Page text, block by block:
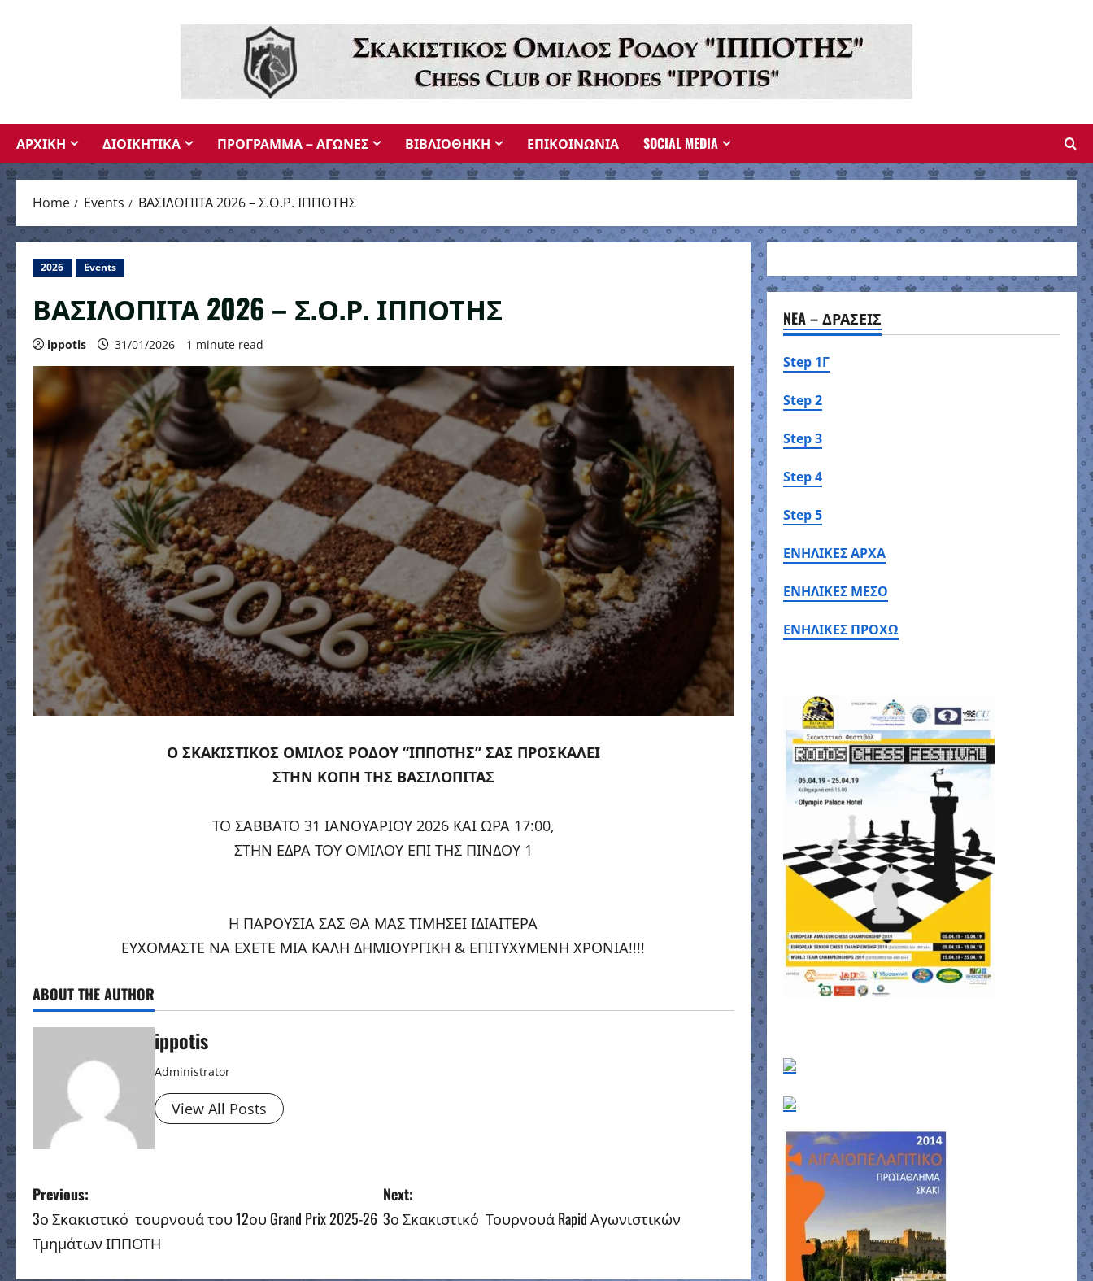
ΑΡΧΙΚΗ ΔΙΟΙΚΗΤΙΚΑ ΠΡΟΓΡΑΜΜΑ – ΑΓΩΝΕΣ ΒΙΒΛΙΟΘΗΚΗ ΕΠΙΚΟΙΝΩΝΙΑ SOCIAL MEDIA
Home Events ΒΑΣΙΛΟΠΙΤΑ 2026 – Σ.Ο.Ρ. ΙΠΠΟΤΗΣ
2026 Events
ΒΑΣΙΛΟΠΙΤΑ 2026 – Σ.Ο.Ρ. ΙΠΠΟΤΗΣ
ippotis 31/01/2026 1 minute read
Ο ΣΚΑΚΙΣΤΙΚΟΣ ΟΜΙΛΟΣ ΡΟΔΟΥ “ΙΠΠΟΤΗΣ” ΣΑΣ ΠΡΟΣΚΑΛΕΙ
ΣΤΗΝ ΚΟΠΗ ΤΗΣ ΒΑΣΙΛΟΠΙΤΑΣ
ΤΟ ΣΑΒΒΑΤΟ 31 ΙΑΝΟΥΑΡΙΟΥ 2026 ΚΑΙ ΩΡΑ 17:00,
ΣΤΗΝ ΕΔΡΑ ΤΟΥ ΟΜΙΛΟΥ ΕΠΙ ΤΗΣ ΠΙΝΔΟΥ 1
Η ΠΑΡΟΥΣΙΑ ΣΑΣ ΘΑ ΜΑΣ ΤΙΜΗΣΕΙ ΙΔΙΑΙΤΕΡΑ
ΕΥΧΟΜΑΣΤΕ ΝΑ ΕΧΕΤΕ ΜΙΑ ΚΑΛΗ ΔΗΜΙΟΥΡΓΙΚΗ & ΕΠΙΤΥΧΥΜΕΝΗ ΧΡΟΝΙΑ!!!!
ABOUT THE AUTHOR
ippotis
Administrator
View All Posts
P
o
Previous:
3ο Σκακιστικό τουρνουά του 12ου Grand Prix 2025-26
Next:
3ο Σκακιστικό Τουρνουά Rapid Αγωνιστικών
Τμημάτων ΙΠΠΟΤΗ
NEA – ΔΡΑΣΕΙΣ
Step 1Γ
Step 2
Step 3
Step 4
Step 5
ΕΝΗΛΙΚΕΣ ΑΡΧΑ
ΕΝΗΛΙΚΕΣ ΜΕΣΟ
ΕΝΗΛΙΚΕΣ ΠΡΟΧΩ